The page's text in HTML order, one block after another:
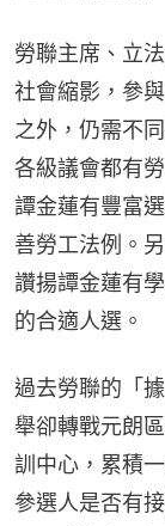
勞聯主席、立
社會縮影，參
之外，仍需不
各級議會都有
譚金蓮有豐富
善勞工法例。
讚揚譚金蓮有
的合適人選。
過去勞聯的「
舉卻轉戰元朗
訓中心，累積
參選人是否有